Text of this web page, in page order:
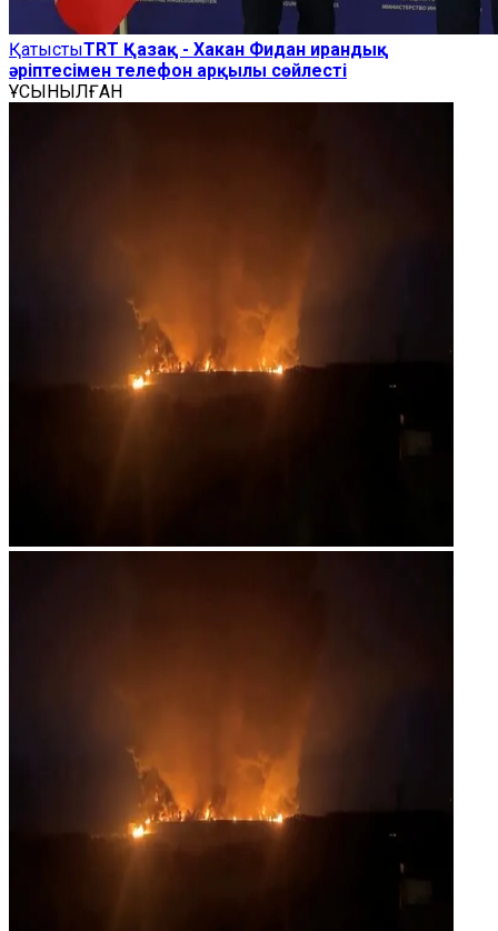
ҚатыстыTRT Қазақ - Хакан Фидан ирандық
әріптесімен телефон арқылы сөйлесті
ҰСЫНЫЛҒАН